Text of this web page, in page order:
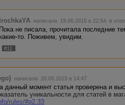
IrochkaYA написала 19.06.2015 в 22:54 в
Пока не писала, прочитала последние
какие-то. Поживем, увидим.
#11
написала 20.06.2015 в 14:47
данный момент статья проверена и
уникальности для статей в
rules/#p2.33